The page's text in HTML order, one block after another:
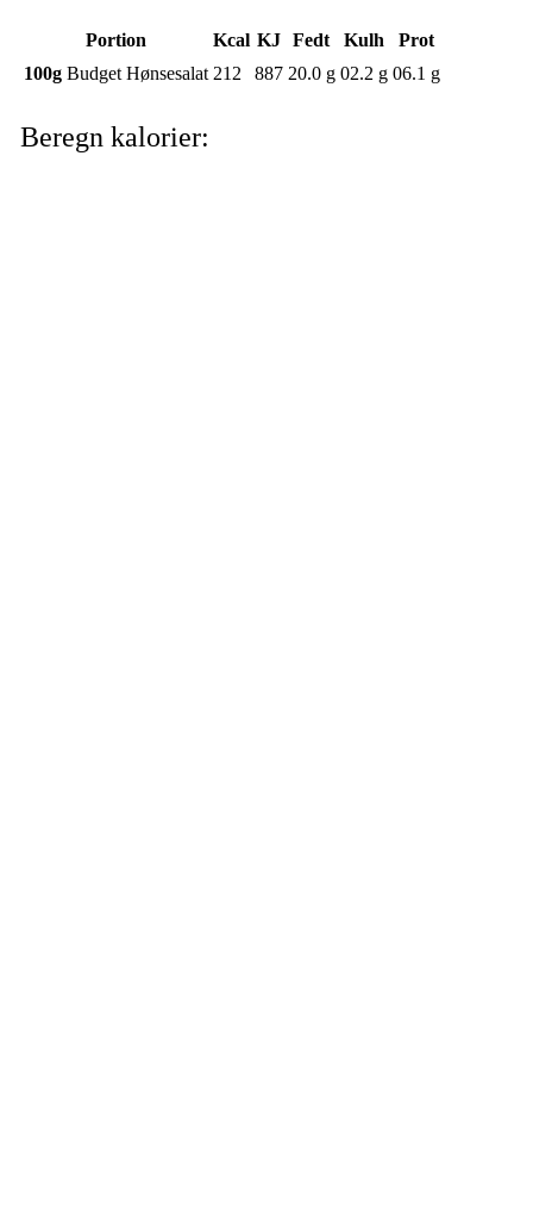
Portion Kcal KJ Fedt Kulh
Prot
100gBudget Hønsesalat 212 887 20.0 g 02.2 g 06.1 g
Beregn kalorier: